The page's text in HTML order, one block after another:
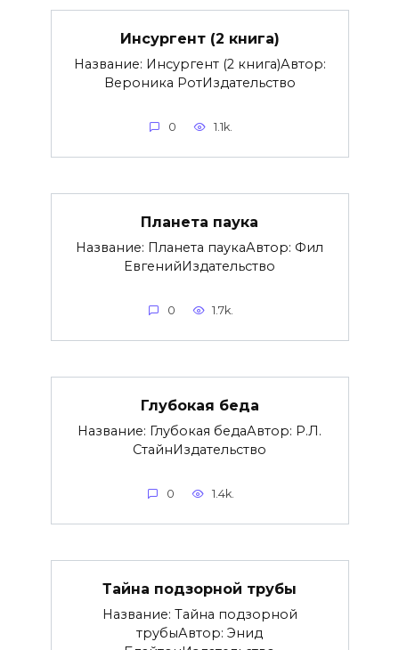
Инсургент (2 книга)
Название: Инсургент (2 книга)Автор:
Вероника РотИздательство
0 1.1k.
Планета паука
Название: Планета паукаАвтор: Фил
ЕвгенийИздательство
0 1.7k.
Глубокая беда
Название: Глубокая бедаАвтор: Р.Л.
СтайнИздательство
0 1.4k.
Тайна подзорной трубы
Название: Тайна подзорной
трубыАвтор: Энид